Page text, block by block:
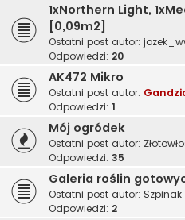
1xNorthern Light,
[0,09m2]
Ostatni post autor:
Odpowiedzi: 20
AK472 Mikro
Ostatni post autor:
Odpowiedzi: 1
Mój ogródek
Ostatni post autor:
Odpowiedzi: 35
Galeria roślin
Ostatni post autor: Szpinak
Odpowiedzi: 2